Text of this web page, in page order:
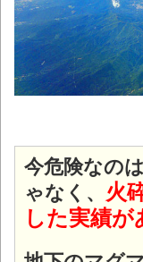
今危険なの
ゃなく、 火
した実績が